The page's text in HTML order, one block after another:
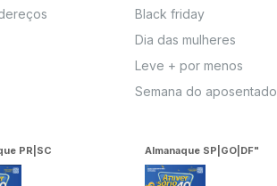
Black friday
Dia das mulheres
Leve + por menos
Semana do aposentado
PR|SC Almanaque SP|GO|DF"